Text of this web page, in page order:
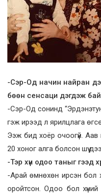
-Сэр-Од начин найран
бөөн сенсаци дэгдэж
-Сэр-Од сонинд
гэж ирээд л ярилцлага
Ээж бид хоёр очоогүй. Аав
20 хоног алга болсон шүү
-Тэр хүн одоо таныг гээд
-Арай өмнөхөн ирсэн бол
оройтсон. Одоо бол хүний